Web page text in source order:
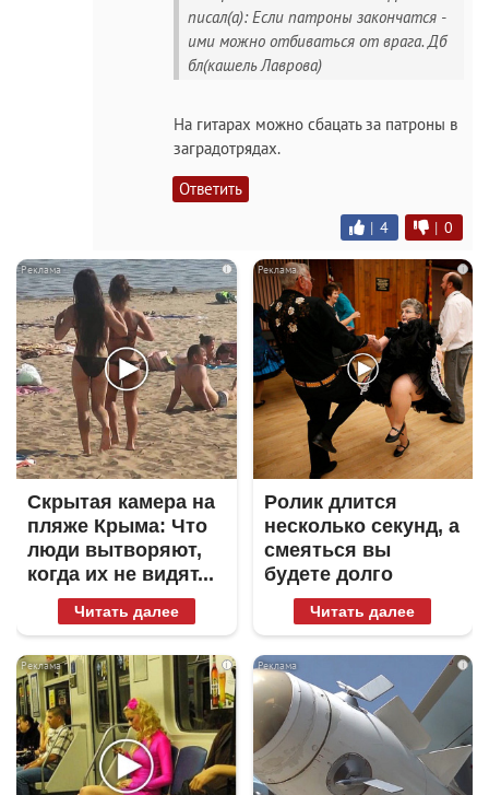
писал(а): Если патроны закончатся -
ими можно отбиваться от врага. Дб
бл(кашель Лаврова)
На гитарах можно сбацать за патроны в
заградотрядах.
Ответить
| 4 | 0
i
Скрытая камера на
пляже Крыма: Что
люди вытворяют,
когда их не видят...
Читать далее
i
Ролик длится
несколько секунд, а
смеяться вы
будете долго
Читать далее
i i